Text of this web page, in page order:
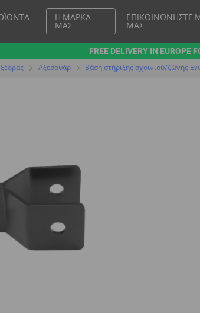
Η ΜΆΡΚΑ
ΜΑΣ
ΕΠΙΚΟΙΝΩΝΉΣΤΕ
ΜΑΣ
FREE DELIVERY IN EUROPE
Αξεσουάρ Βάση στήριξης σχοινιού/ζώνης